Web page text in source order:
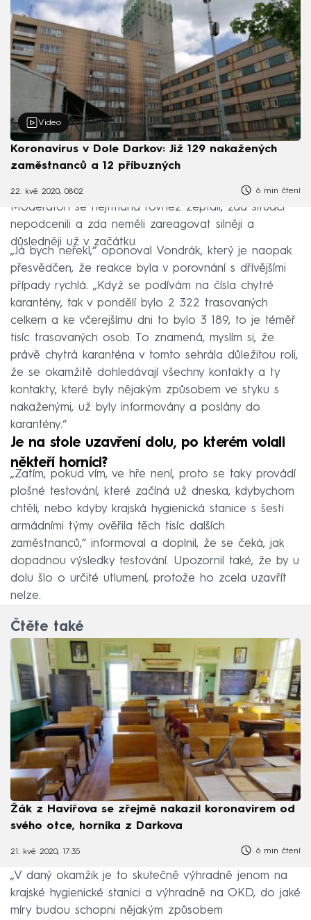
Video
Koronavirus v Dole Darkov: Již 129 nakažených
zaměstnanců a 12 příbuzných
22. kvě 2020, 08:02 6 min čtení
Moderátoři se hejtmana rovněž zeptali, zda situaci
nepodcenili a zda neměli zareagovat silněji a
důsledněji už v začátku.
„Já bych neřekl,“ oponoval Vondrák, který je naopak
přesvědčen, že reakce byla v porovnání s dřívějšími
případy rychlá. „Když se podívám na čísla chytré
karantény, tak v pondělí bylo 2 322 trasovaných
celkem a ke včerejšímu dni to bylo 3 189, to je téměř
tisíc trasovaných osob. To znamená, myslím si, že
právě chytrá karanténa v tomto sehrála důležitou roli,
že se okamžitě dohledávají všechny kontakty a ty
kontakty, které byly nějakým způsobem ve styku s
nakaženými, už byly informovány a poslány do
karantény.“
Je na stole uzavření dolu, po kterém volali
někteří horníci?
„Zatím, pokud vím, ve hře není, proto se taky provádí
plošné testování, které začíná už dneska, kdybychom
chtěli, nebo kdyby krajská hygienická stanice s šesti
armádními týmy ověřila těch tisíc dalších
zaměstnanců,“ informoval a doplnil, že se čeká, jak
dopadnou výsledky testování. Upozornil také, že by u
dolu šlo o určité utlumení, protože ho zcela uzavřít
nelze.
Čtěte také
Žák z Havířova se zřejmě nakazil koronavirem od
svého otce, horníka z Darkova
21. kvě 2020, 17:35 6 min čtení
„V daný okamžik je to skutečně výhradně jenom na
krajské hygienické stanici a výhradně na OKD, do jaké
míry budou schopni nějakým způsobem